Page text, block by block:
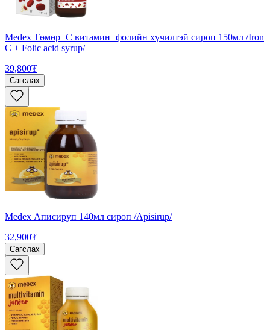
Medex Төмөр+С витамин+фолийн хүчилтэй сироп 150мл /Iron
C + Folic acid syrup/
39,800₮
Сагслах
Medex Аписируп 140мл сироп /Apisirup/
32,900₮
Сагслах